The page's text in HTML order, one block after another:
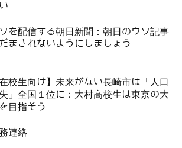
を配信する朝日新聞：朝日のウソ記事
まされないようにしましょう
在校生向け】未来がない長崎市は「人口
」全国１位に：大村高校生は東京の大
目指そう
連絡